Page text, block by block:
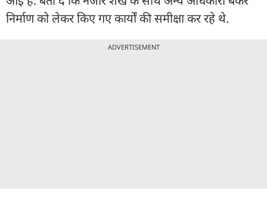
निर्माण को लेकर किए गए कार्यों की समीक्षा कर रहे थे.
ADVERTISEMENT